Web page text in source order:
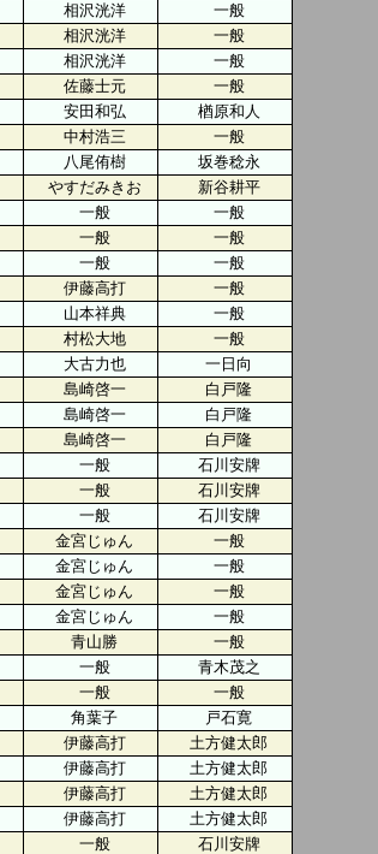
相沢洸洋
一般
相沢洸洋
一般
相沢洸洋
一般
佐藤士元
一般
安田和弘
楢原和人
中村浩三
一般
八尾侑樹
坂巻稔永
やすだみきお
新谷耕平
一般
一般
一般
一般
一般
一般
伊藤高打
一般
山本祥典
一般
村松大地
一般
大古力也
一日向
島崎啓一
白戸隆
島崎啓一
白戸隆
島崎啓一
白戸隆
一般
石川安牌
一般
石川安牌
一般
石川安牌
金宮じゅん
一般
金宮じゅん
一般
金宮じゅん
一般
金宮じゅん
一般
青山勝
一般
一般
青木茂之
一般
一般
角葉子
戸石寛
伊藤高打
土方健太郎
伊藤高打
土方健太郎
伊藤高打
土方健太郎
伊藤高打
土方健太郎
一般
石川安牌